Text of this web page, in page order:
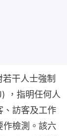
干人士強制
，指明任何人
、訪客及工作
作檢測。該六